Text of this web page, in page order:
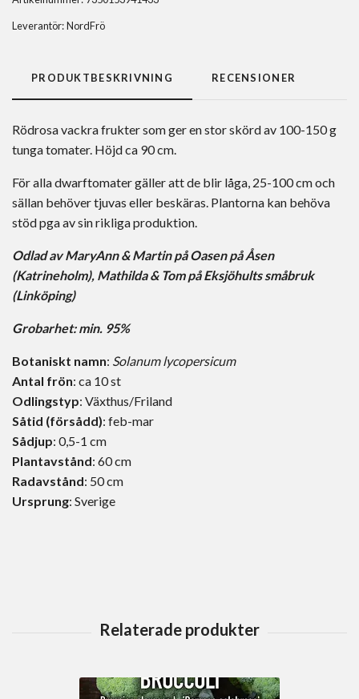
Leverantör:NordFrö
PRODUKTBESKRIVNING RECENSIONER
Rödrosa vackra frukter som ger en stor skörd av 100-150 g
tunga tomater. Höjd ca 90 cm.
För alla dwarftomater gäller att de blir låga, 25-100 cm och
sällan behöver tjuvas eller beskäras. Plantorna kan behöva
stöd pga av sin rikliga produktion.
Odlad av MaryAnn & Martin på Oasen på Åsen
(Katrineholm), Mathilda & Tom på Eksjöhults småbruk
(Linköping)
Grobarhet: min. 95%
Botaniskt namn: Solanum lycopersicum
Antal frön: ca 10 st
Odlingstyp: Växthus/Friland
Såtid (försådd): feb-mar
Sådjup: 0,5-1 cm
Plantavstånd: 60 cm
Radavstånd: 50 cm
Ursprung: Sverige